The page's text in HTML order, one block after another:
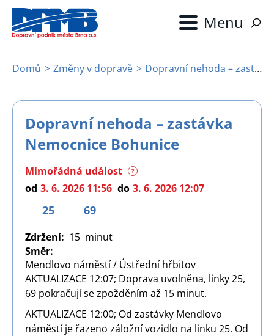
Přejít
hlavnímu
Drobečková
navigace
Domů Změny v dopravě Dopravní nehoda – zastávka Nemocnice Bohunice
Dopravní nehoda – zastávka
Nemocnice Bohunice
Mimořádná událost ?
od 3. 6. 2026 11:56 do 3. 6. 2026 12:07
25 69
Zdržení
15
Směr
Mendlovo náměstí / Ústřední hřbitov
AKTUALIZACE 12:07; Doprava uvolněna, linky 25,
69 pokračují se zpožděním až 15 minut.
AKTUALIZACE 12:00; Od zastávky Mendlovo
náměstí je řazeno záložní vozidlo na linku 25. Od